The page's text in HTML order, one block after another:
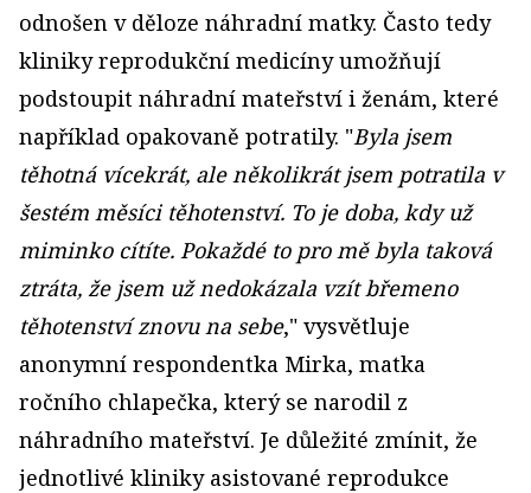
odnošen v děloze náhradní matky. Často tedy
kliniky reprodukční medicíny umožňují
podstoupit náhradní mateřství i ženám, které
například opakovaně potratily. "Byla jsem
těhotná vícekrát, ale několikrát jsem potratila v
šestém měsíci těhotenství. To je doba, kdy už
miminko cítíte. Pokaždé to pro mě byla taková
ztráta, že jsem už nedokázala vzít břemeno
těhotenství znovu na sebe," vysvětluje
anonymní respondentka Mirka, matka
ročního chlapečka, který se narodil z
náhradního mateřství. Je důležité zmínit, že
jednotlivé kliniky asistované reprodukce